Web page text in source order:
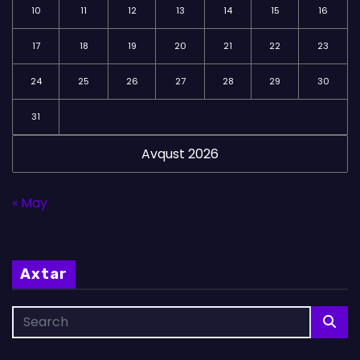
Avqust 2026
10 11 12 13 14 15 16
17 18 19 20 21 22 23
24 25 26 27 28 29 30
31
« May
Axtar